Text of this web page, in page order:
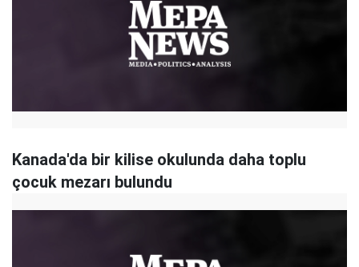
Kanada'da bir kilise okulunda daha toplu
çocuk mezarı bulundu